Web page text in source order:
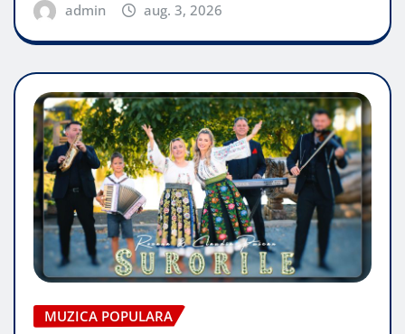
admin aug. 3, 2026
MUZICA POPULARA